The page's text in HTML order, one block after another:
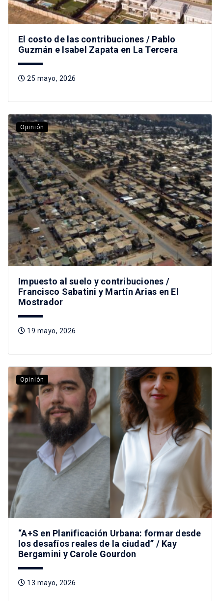
El costo de las contribuciones / Pablo
Guzmán e Isabel Zapata en La Tercera
25 mayo, 2026
Opinión
Impuesto al suelo y contribuciones /
Francisco Sabatini y Martín Arias en El
Mostrador
19 mayo, 2026
Opinión
“A+S en Planificación Urbana: formar desde
los desafíos reales de la ciudad” / Kay
Bergamini y Carole Gourdon
13 mayo, 2026